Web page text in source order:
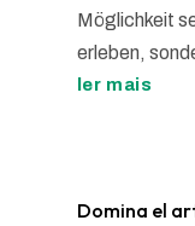
Möglichkeit
erleben,
ler mais
Domina el